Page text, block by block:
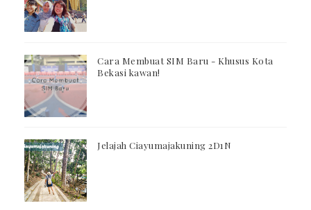
Cara Membuat SIM Baru - Khusus Kota
Bekasi kawan!
Jelajah Ciayumajakuning 2D1N